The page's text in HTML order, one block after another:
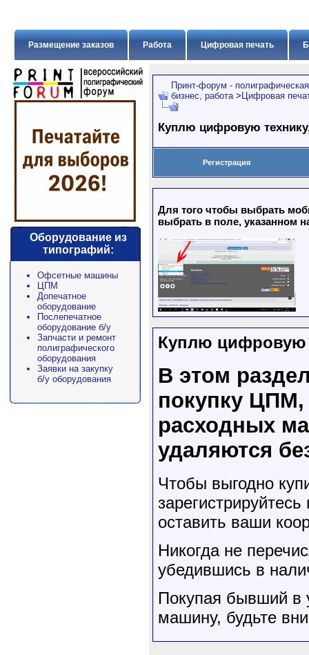
Цифровая печать
Работа
Размещение заказов
Оборудование из
типографий:
Офсетные машины
ЦПМ
Допечатное
оборудование
Послепечатное
оборудование б/у
Запчасти и ремонт
полиграфического
оборудования
Заявки на закупку
б/у оборудования
Принт-форум -
бизнес, работа > Цифровая
Куплю цифровую
Регистрация
Для того чтобы выбрать
выбрать в поле, указанном
Куплю цифровую
В этом
покупку ЦПМ,
расходных
удаляются
Чтобы выгодно
оставить ваши
Никогда не
убедившись в
Покупая бывший в
машину, будьте